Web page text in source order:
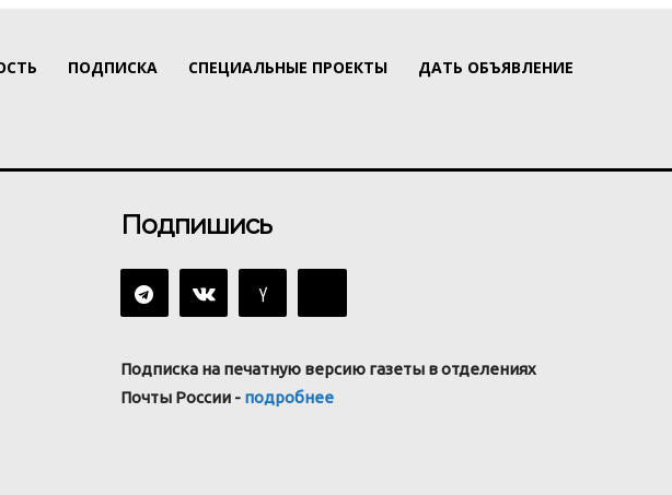
ПОДПИСКА СПЕЦИАЛЬНЫЕ ПРОЕКТЫ ДАТЬ ОБЪЯВЛЕНИЕ
Подпишись
Подписка на печатную версию газеты в отделениях
Почты России - подробнее